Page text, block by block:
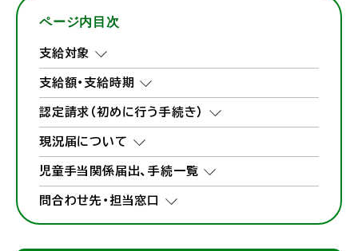
ページ内目次
支給対象
支給額・支給時期
認定請求（初めに行う手続き）
現況届について
児童手当関係届出、手続一覧
問合わせ先・担当窓口